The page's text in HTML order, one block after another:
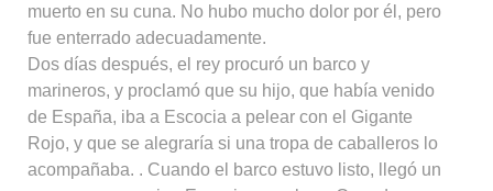
muerto en su cuna. No hubo mucho dolor por él, pero
fue enterrado adecuadamente.
Dos días después, el rey procuró un barco y
marineros, y proclamó que su hijo, que había venido
de España, iba a Escocia a pelear con el Gigante
Rojo, y que se alegraría si una tropa de caballeros lo
acompañaba. . Cuando el barco estuvo listo, llegó un